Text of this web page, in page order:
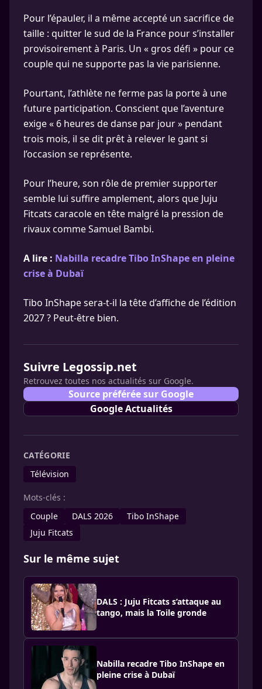
Pour l’épauler, il a même accepté un sacrifice de
taille : quitter le sud de la France pour s’installer
provisoirement à Paris. Un « gros défi » pour ce
couple qui ne supporte pas la vie parisienne.
Pourtant, l’athlète ne ferme pas la porte à une
future participation. Conscient que l’aventure
exige « 6 heures de danse par jour » pendant
trois mois, il se dit prêt à relever le gant si
l’occasion se représente.
Pour l’heure, son rôle de premier supporter
semble lui suffire amplement, alors que Juju
Fitcats caracole en tête malgré la pression de
rivaux comme Samuel Bambi.
A lire : Nabilla recadre Tibo InShape en pleine
crise à Dubaï
Tibo InShape sera-t-il la tête d’affiche de l’édition
2027 ? Peut-être bien.
Suivre Legossip.net
Retrouvez toutes nos actualités sur Google.
Source préférée sur Google
Google Actualités
CATÉGORIE
Télévision
Mots-clés :
Couple
DALS 2026
Tibo InShape
Juju Fitcats
Sur le même sujet
DALS : Juju Fitcats s’attaque au
tango, mais la Toile gronde
Nabilla recadre Tibo InShape en
pleine crise à Dubaï